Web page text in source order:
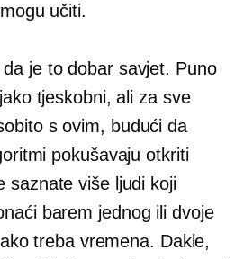
učiti.
je to dobar savjet. Puno
tjeskobni, ali za sve
s ovim, budući da
pokušavaju otkriti
saznate više ljudi koji
barem jednog ili dvoje
treba vremena. Dakle,